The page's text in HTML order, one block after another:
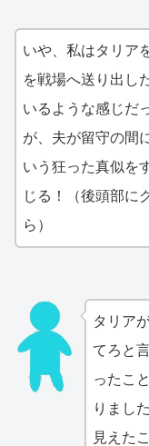
いや、私はタリア
を戦場へ送り出し
いるような感じだ
が、夫が留守の間
いう狂った真似を
じる！（後頭部に
ら）
タリア
てろと
ったこ
りまし
見えた